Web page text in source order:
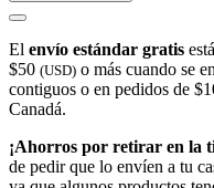
El envío estándar gratis
$50 (USD) o más cuando se
contiguos o en pedidos de
Canadá.
¡Ahorros por retirar en la
de pedir que lo envíen a tu